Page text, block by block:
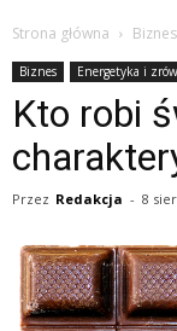
Strona główna Biznes
Biznes Energetyka i
Kto robi
Przez Redakcja - 8